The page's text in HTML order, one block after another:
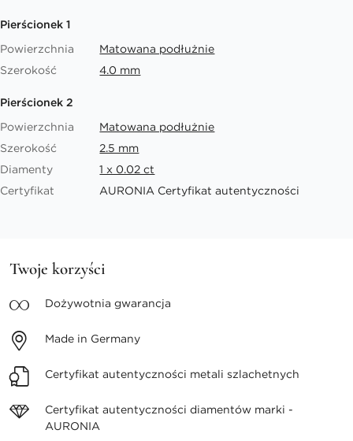
Pierścionek 1
Powierzchnia
Matowana podłużnie
Szerokość
4.0 mm
Pierścionek 2
Powierzchnia
Matowana podłużnie
Szerokość
2.5 mm
Diamenty
1 x 0.02 ct
Certyfikat
AURONIA Certyfikat autentyczności
Twoje korzyści
Dożywotnia gwarancja
Made in Germany
Certyfikat autentyczności metali szlachetnych
Certyfikat autentyczności diamentów marki -
AURONIA